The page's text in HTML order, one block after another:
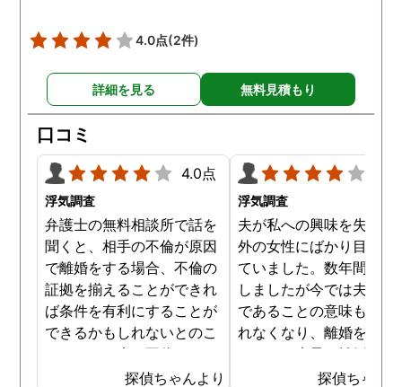
4.0点(2件)
詳細を見る 無料見積もり
口コミ
4.0点
浮気調査
弁護士の無料相談所で話を
聞くと、相手の不倫が原因
で離婚をする場合、不倫の
証拠を揃えることができれ
ば条件を有利にすることが
できるかもしれないとのこ
とでした。夫が不倫をして
いるのは確実なのですが、
探偵ちゃんより
浮気調査
夫が私への興味を失くし
外の女性にばかり目を向
ていました。数年間は我
しましたが今では夫と夫
であることの意味も感じ
れなくなり、離婚を決意
ました。素早く離婚を成
させるためには夫の不倫
探偵ちゃん